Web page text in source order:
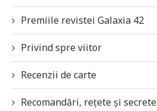
Premiile revistei Galaxia 42
Privind spre viitor
Recenzii de carte
Recomandări, rețete și secrete